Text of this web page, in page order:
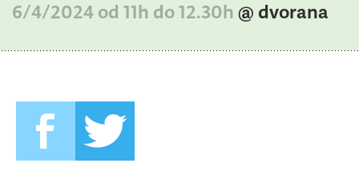
6/4/2024 od 11h do 12.30h @ dvorana